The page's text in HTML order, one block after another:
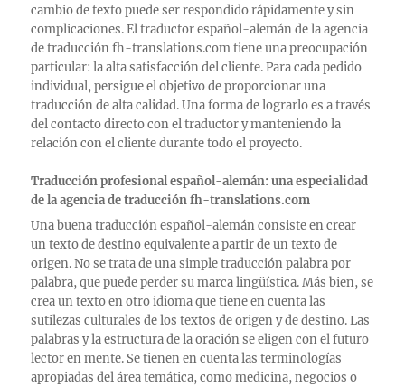
cambio de texto puede ser respondido rápidamente y sin
complicaciones. El traductor español-alemán de la agencia
de traducción fh-translations.com tiene una preocupación
particular: la alta satisfacción del cliente. Para cada pedido
individual, persigue el objetivo de proporcionar una
traducción de alta calidad. Una forma de lograrlo es a través
del contacto directo con el traductor y manteniendo la
relación con el cliente durante todo el proyecto.
Traducción profesional español-alemán: una especialidad
de la agencia de traducción fh-translations.com
Una buena traducción español-alemán consiste en crear
un texto de destino equivalente a partir de un texto de
origen. No se trata de una simple traducción palabra por
palabra, que puede perder su marca lingüística. Más bien, se
crea un texto en otro idioma que tiene en cuenta las
sutilezas culturales de los textos de origen y de destino. Las
palabras y la estructura de la oración se eligen con el futuro
lector en mente. Se tienen en cuenta las terminologías
apropiadas del área temática, como medicina, negocios o